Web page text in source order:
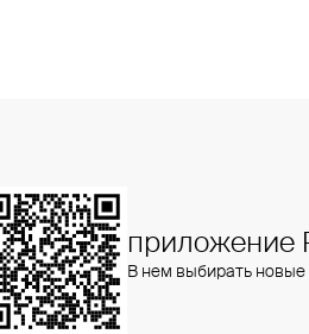
приложение
В нем выбирать новые